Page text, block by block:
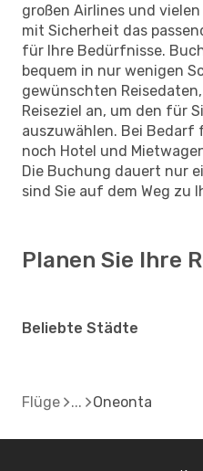
großen Airlines und
mit Sicherheit das
für Ihre Bedürfnisse.
bequem in nur wenigen
gewünschten
Reiseziel an, um den für
auszuwählen. Bei
noch Hotel und
Die Buchung dauert nur
sind Sie auf dem Weg zu
Planen Sie Ihre
Beliebte Städte
Flüge Oneonta